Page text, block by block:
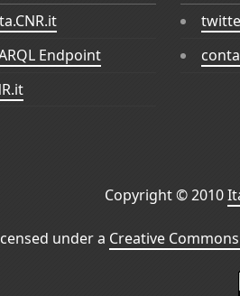
Endpoint
Copyright © 2010
under a Creative